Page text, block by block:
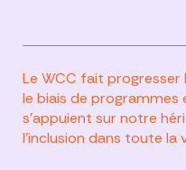
Le WCC fait
le biais de programmes
s'appuient sur notre
l'inclusion dans toute la